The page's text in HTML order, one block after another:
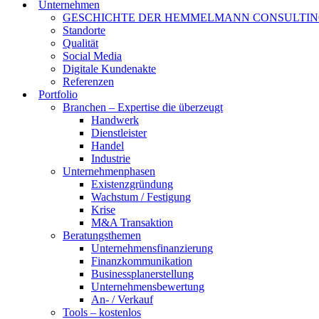
Unternehmen
GESCHICHTE DER HEMMELMANN
Standorte
Qualität
Social Media
Digitale Kundenakte
Referenzen
Portfolio
Branchen – Expertise die überzeugt
Handwerk
Dienstleister
Handel
Industrie
Unternehmenphasen
Existenzgründung
Wachstum / Festigung
Krise
M&A Transaktion
Beratungsthemen
Unternehmensfinanzierung
Finanzkommunikation
Businessplanerstellung
Unternehmensbewertung
An- / Verkauf
Tools – kostenlos